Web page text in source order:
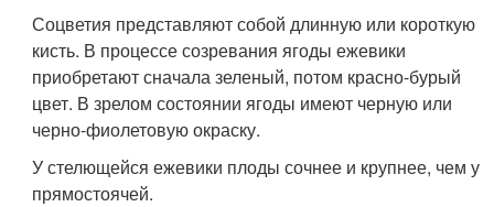
Соцветия представляют собой длинную или короткую
кисть. В процессе созревания ягоды ежевики
приобретают сначала зеленый, потом красно-бурый
цвет. В зрелом состоянии ягоды имеют черную или
черно-фиолетовую окраску.
У стелющейся ежевики плоды сочнее и крупнее, чем у
прямостоячей.